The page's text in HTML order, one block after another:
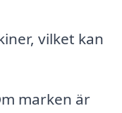
vilket kan
marken är